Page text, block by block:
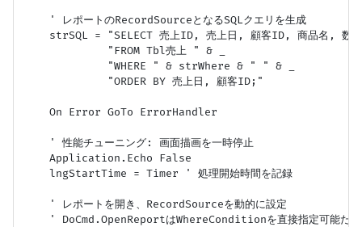
    ' レポートのRecordSourceとなるSQLクエリを生成
strSQL = "SELECT 売上ID, 売上日, 顧客ID, 商品名, 数
             "FROM Tbl売上 " & _
             "WHERE " & strWhere & " " & _
             "ORDER BY 売上日, 顧客ID;"
    On Error GoTo ErrorHandler
    ' 性能チューニング: 画面描画を一時停止
    Application.Echo False
    lngStartTime = Timer ' 処理開始時間を記録
    ' レポートを開き、RecordSourceを動的に設定
' DoCmd.OpenReportはWhereConditionを直接指定可能だが